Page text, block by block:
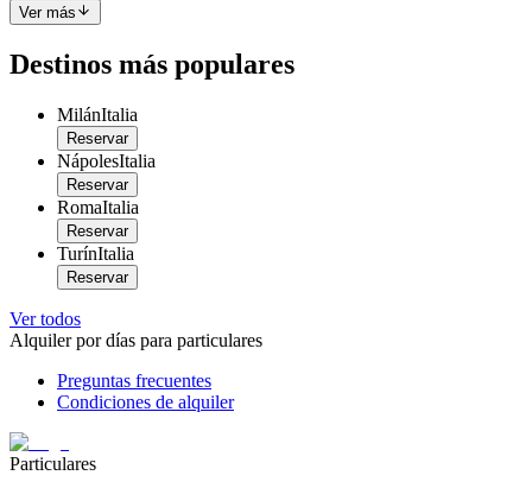
Ver más
Destinos más populares
MilánItalia
Reservar
NápolesItalia
Reservar
RomaItalia
Reservar
TurínItalia
Reservar
Ver todos
Alquiler por días para particulares
Preguntas frecuentes
Condiciones de alquiler
Particulares